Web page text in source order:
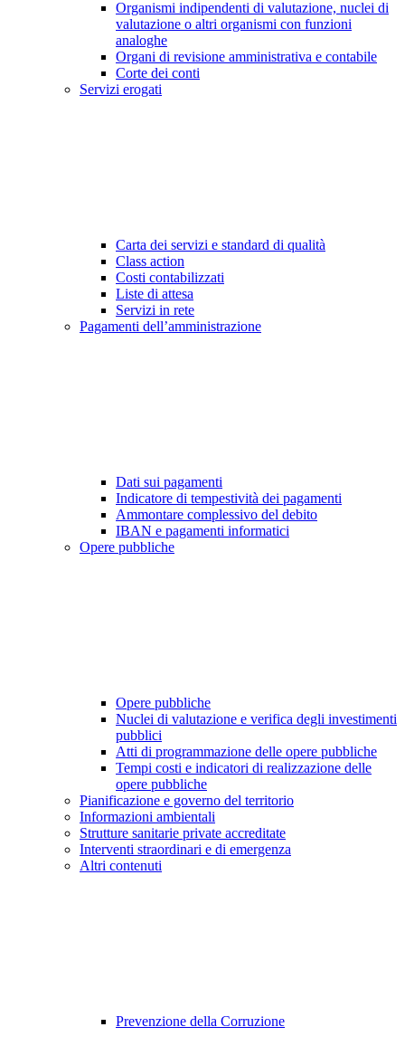
Organismi indipendenti di valutazione, nuclei di
valutazione o altri organismi con funzioni
analoghe
Organi di revisione amministrativa e contabile
Corte dei conti
Servizi erogati
Carta dei servizi e standard di qualità
Class action
Costi contabilizzati
Liste di attesa
Servizi in rete
Pagamenti dell’amministrazione
Dati sui pagamenti
Indicatore di tempestività dei pagamenti
Ammontare complessivo del debito
IBAN e pagamenti informatici
Opere pubbliche
Opere pubbliche
Nuclei di valutazione e verifica degli investimenti
pubblici
Atti di programmazione delle opere pubbliche
Tempi costi e indicatori di realizzazione delle
opere pubbliche
Pianificazione e governo del territorio
Informazioni ambientali
Strutture sanitarie private accreditate
Interventi straordinari e di emergenza
Altri contenuti
Prevenzione della Corruzione